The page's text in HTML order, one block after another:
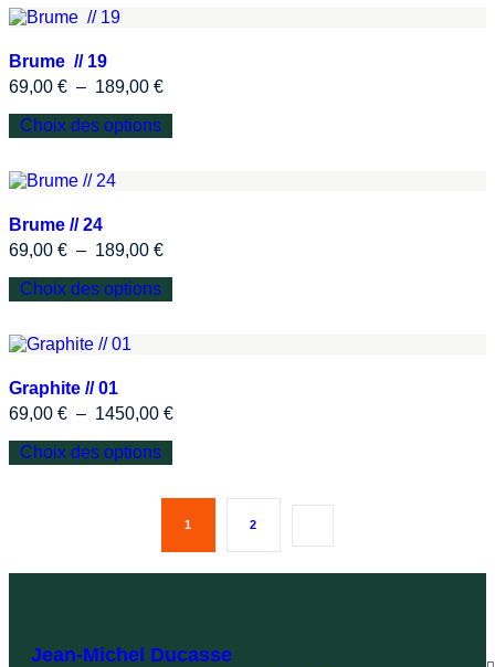
Brume // 19
69,00 € – 189,00 €
Choix des options
Brume // 24
69,00 € – 189,00 €
Choix des options
Graphite // 01
69,00 € – 1450,00 €
Choix des options
1 2
Jean-Michel Ducasse